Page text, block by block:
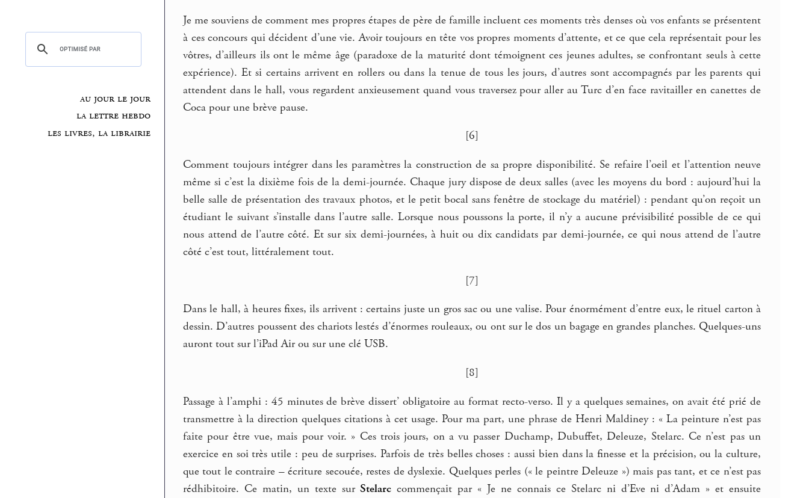
au jour le jour
la lettre hebdo
les livres, la librairie
Je me souviens de comment mes propres étapes de père de famille incluent ces moments très denses où vos enfants se présentent
à ces concours qui décident d’une vie. Avoir toujours en tête vos propres moments d’attente, et ce que cela représentait pour les
vôtres, d’ailleurs ils ont le même âge (paradoxe de la maturité dont témoignent ces jeunes adultes, se confrontant seuls à cette
expérience). Et si certains arrivent en rollers ou dans la tenue de tous les jours, d’autres sont accompagnés par les parents qui
attendent dans le hall, vous regardent anxieusement quand vous traversez pour aller au Turc d’en face ravitailler en canettes de
Coca pour une brève pause.
[6]
Comment toujours intégrer dans les paramètres la construction de sa propre disponibilité. Se refaire l’oeil et l’attention neuve
même si c’est la dixième fois de la demi-journée. Chaque jury dispose de deux salles (avec les moyens du bord : aujourd’hui la
belle salle de présentation des travaux photos, et le petit bocal sans fenêtre de stockage du matériel) : pendant qu’on reçoit un
étudiant le suivant s’installe dans l’autre salle. Lorsque nous poussons la porte, il n’y a aucune prévisibilité possible de ce qui
nous attend de l’autre côté. Et sur six demi-journées, à huit ou dix candidats par demi-journée, ce qui nous attend de l’autre
côté c’est tout, littéralement tout.
[7]
Dans le hall, à heures fixes, ils arrivent : certains juste un gros sac ou une valise. Pour énormément d’entre eux, le rituel carton à
dessin. D’autres poussent des chariots lestés d’énormes rouleaux, ou ont sur le dos un bagage en grandes planches. Quelques-uns
auront tout sur l’iPad Air ou sur une clé USB.
[8]
Passage à l’amphi : 45 minutes de brève dissert’ obligatoire au format recto-verso. Il y a quelques semaines, on avait été prié de
transmettre à la direction quelques citations à cet usage. Pour ma part, une phrase de Henri Maldiney : « La peinture n’est pas
faite pour être vue, mais pour voir. » Ces trois jours, on a vu passer Duchamp, Dubuffet, Deleuze, Stelarc. Ce n’est pas un
exercice en soi très utile : peu de surprises. Parfois de très belles choses : aussi bien dans la finesse et la précision, ou la culture,
que tout le contraire – écriture secouée, restes de dyslexie. Quelques perles (« le peintre Deleuze ») mais pas tant, et ce n’est pas
rédhibitoire. Ce matin, un texte surStelarc commençait par « Je ne connais ce Stelarc ni d’Eve ni d’Adam » et ensuite